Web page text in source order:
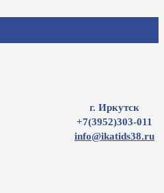
г. Иркутск
+7(3952)303-011
info@ikatids38.ru